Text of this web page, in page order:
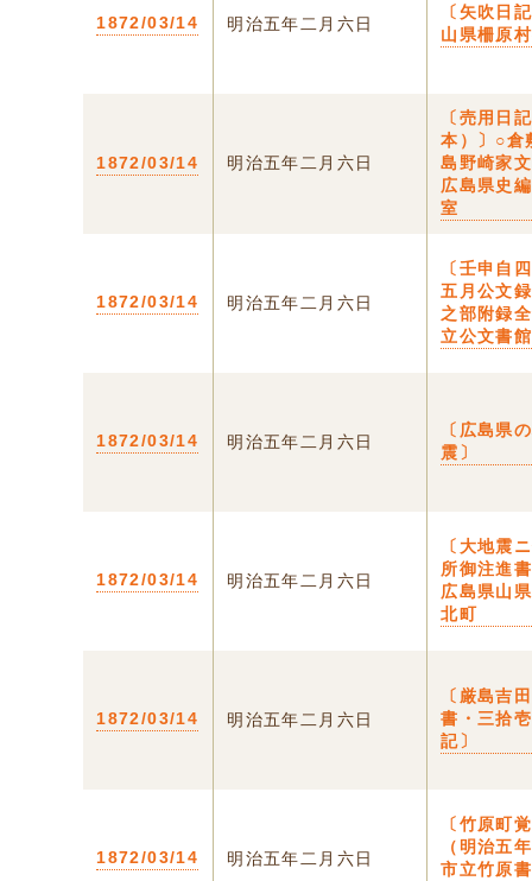
1872/03/14 明治五年二月六日
〔矢吹日
山県柵原
1872/03/14 明治五年二月六日
〔売用日
本）〕○倉
島野崎家
広島県史
室
1872/03/14 明治五年二月六日
〔壬申自
五月公文
之部附録
立公文書館
1872/03/14 明治五年二月六日
〔広島県
震〕
1872/03/14 明治五年二月六日
〔大地震
所御注進
広島県山
北町
1872/03/14 明治五年二月六日
〔厳島吉
書・三拾
記〕
1872/03/14 明治五年二月六日
〔竹原町
（明治五
市立竹原